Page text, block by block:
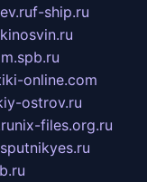
f-ship.ru
kinosvin.ru
online.com
ostrov.ru
nix-files.org.ru
sputnikyes.ru